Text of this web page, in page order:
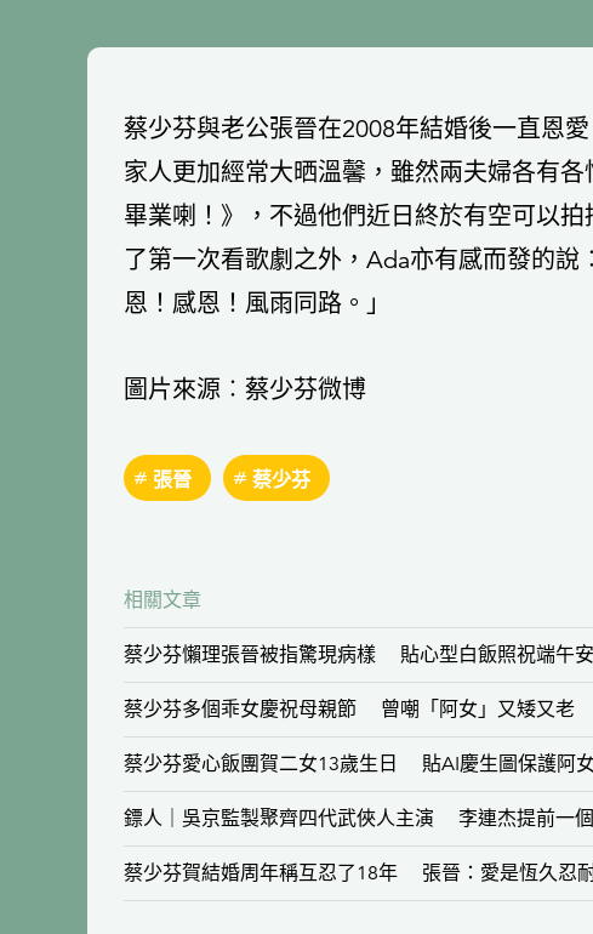
蔡少芬與老公張晉在2008年結婚後一直恩
家人更加經常大晒溫馨，雖然兩夫婦各有
畢業喇！》，不過他們近日終於有空可以
了第一次看歌劇之外，Ada亦有感而發的
恩！感恩！風雨同路。」
圖片來源︰蔡少芬微博
張晉 蔡少芬
相關文章
蔡少芬懶理張晉被指驚現病樣 貼心型白飯照祝端午
蔡少芬多個乖女慶祝母親節 曾嘲「阿女」又矮又老
蔡少芬愛心飯團賀二女13歲生日 貼AI慶生圖保護阿
鏢人｜吳京監製聚齊四代武俠人主演 李連杰提前一
蔡少芬賀結婚周年稱互忍了18年 張晉：愛是恆久忍